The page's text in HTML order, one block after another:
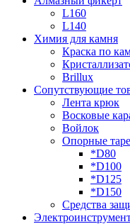
L160
L140
Химия для камня
Краска по
Brillux
Сопутствующие
Лента крюк
Восковые
Войлок
Опорные
*D80
*D100
*D125
*D150
Средства